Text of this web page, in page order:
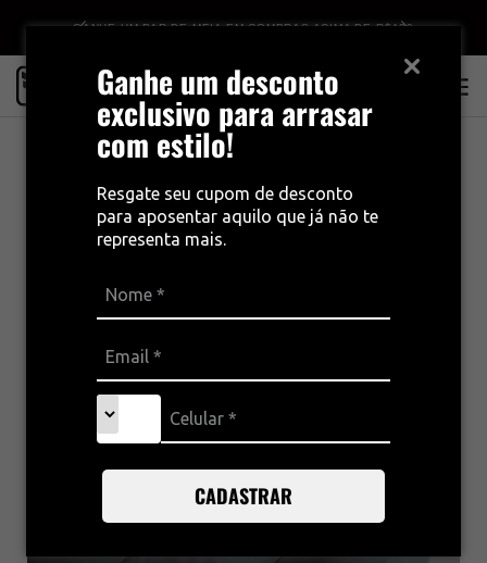
Ganhe um desconto
exclusivo para arrasar
com estilo!
Resgate seu cupom de desconto
para aposentar aquilo que já não te
representa mais.
CADASTRAR
GANHE UM PAR DE MEIA EM COMPRAS ACIMA DE R$499
FRETE GRÁTIS A PARTIR DE R$399,00